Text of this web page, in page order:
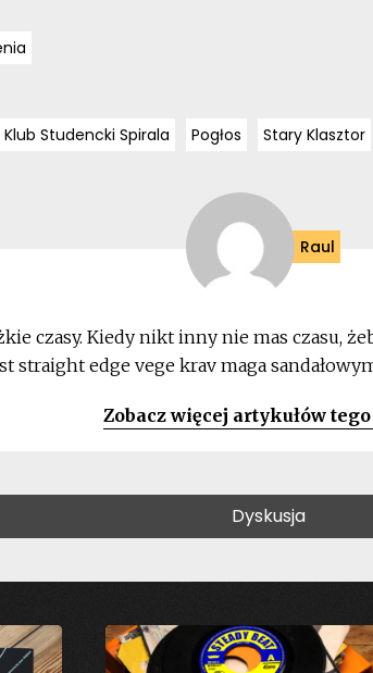
Klub Studencki Spirala Pogłos Stary Klasztor
Raul
czasy. Kiedy nikt inny nie mas czasu,
straight edge vege krav maga
Zobacz więcej artykułów
Dyskusja
Pola, których wypełnienie jest